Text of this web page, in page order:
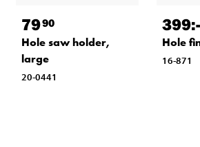
7990
Hole saw holder,
large
20-0441
399:-
Hole
16-871